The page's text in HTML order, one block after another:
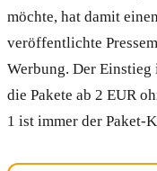
möchte, hat damit
veröffentlichte
Werbung. Der
die Pakete ab 2 EUR
1 ist immer der Paket-